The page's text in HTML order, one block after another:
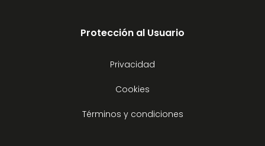
Protección al Usuario
Privacidad
Cookies
Términos y condiciones